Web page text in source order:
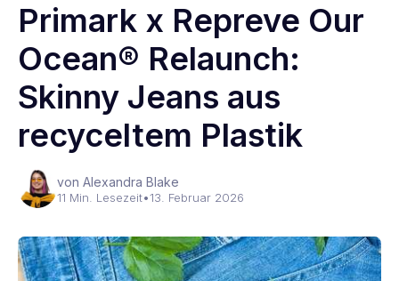
Primark x Repreve Our
Ocean® Relaunch:
Skinny Jeans aus
recyceltem Plastik
von Alexandra Blake
11 Min. Lesezeit•13. Februar 2026